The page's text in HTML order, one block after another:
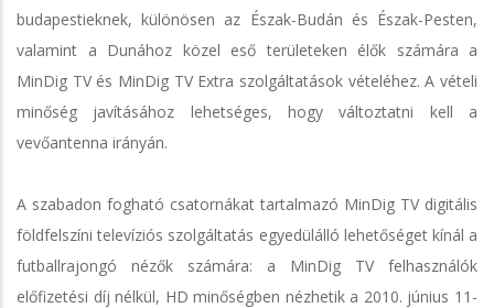
budapestieknek, különösen az Észak-Budán és Észak-Pesten,
valamint a Dunához közel eső területeken élők számára a
MinDig TV és MinDig TV Extra szolgáltatások vételéhez. A vételi
minőség javításához lehetséges, hogy változtatni kell a
vevőantenna irányán.
A szabadon fogható csatornákat tartalmazó MinDig TV digitális
földfelszíni televíziós szolgáltatás egyedülálló lehetőséget kínál a
futballrajongó nézők számára: a MinDig TV felhasználók
előfizetési díj nélkül, HD minőségben nézhetik a 2010. június 11-